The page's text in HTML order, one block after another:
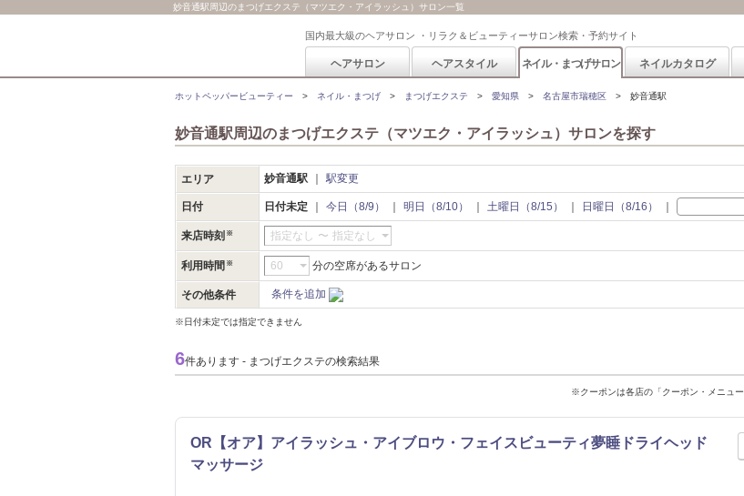
妙音通駅周辺のまつげエクステ（マツエク・アイラッシュ）サロン一覧
国内最大級のヘアサロン ・リラク＆ビューティーサロン検索・予約サイト
ヘアサロン ヘアスタイル ネイル・まつげサロン ネイルカタログ
ホットペッパービューティー ネイル・まつげ まつげエクステ 愛知県 名古屋市瑞穂区 妙音通駅
妙音通駅周辺のまつげエクステ（マツエク・アイラッシュ）サロンを探す
エリア 妙音通駅 駅変更
日付 日付未定 今日（8/9） 明日（8/10） 土曜日（8/15） 日曜日（8/16）
来店時刻 指定なし 〜 指定なし
利用時間 分の空席があるサロン
その他条件 条件を追加
※日付未定では指定できません
6件あります - まつげエクステの検索結果
※クーポンは各店の「クーポン・メニュー
OR【オア】アイラッシュ・アイブロウ・フェイスビューティ夢睡ドライヘッド
マッサージ